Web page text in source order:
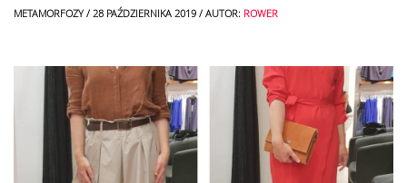
METAMORFOZY/ 28 PAŹDZIERNIKA 2019 / AUTOR: ROWER